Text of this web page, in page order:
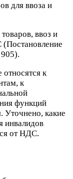
ввоз и
(Постановление
к
к
функций
Уточнено, какие
инвалидов
от НДС.